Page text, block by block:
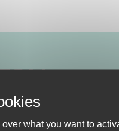
what you want to